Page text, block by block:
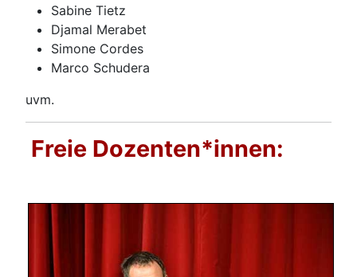
Sabine Tietz
Djamal Merabet
Simone Cordes
Marco Schudera
uvm.
Freie Dozenten*innen: